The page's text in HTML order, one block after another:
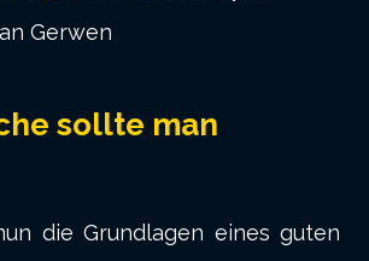
Gerwen
sollte man
die Grundlagen eines guten